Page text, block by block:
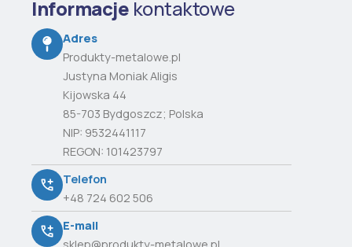
Informacje kontaktowe
Adres
Produkty-metalowe.pl
Justyna Moniak Aligis
Kijowska 44
85-703 Bydgoszcz; Polska
NIP: 9532441117
REGON: 101423797
Telefon
+48 724 602 506
E-mail